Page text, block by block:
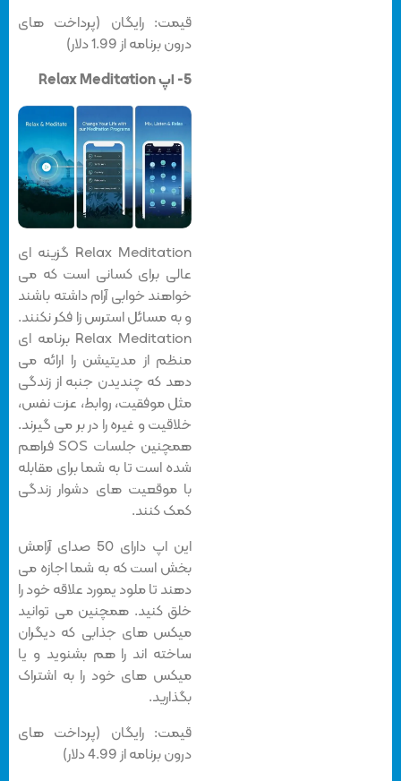
قیمت: رایگان (پرداخت های
درون برنامه از 1.99 دلار)
Relax Meditation گزینه ای
عالی برای کسانی است که می
خواهند خوابی آرام داشته باشند
و به مسائل استرس زا فکر نکنند.
Relax Meditation برنامه ای
منظم از مدیتیشن را ارائه می
دهد که چندیدن جنبه از زندگی
مثل موفقیت، روابط، عزت نفس،
خلاقیت و غیره را در بر می گیرند.
همچنین جلسات SOS فراهم
شده است تا به شما برای مقابله
با موقعیت های دشوار زندگی
کمک کنند.
این اپ دارای 50 صدای آرامش
بخش است که به شما اجازه می
دهند تا ملود یمورد علاقه خود را
خلق کنید. همچنین می توانید
میکس های جذابی که دیگران
ساخته اند را هم بشنوید و یا
میکس های خود را به اشتراک
بگذارید.
قیمت: رایگان (پرداخت های
درون برنامه از 4.99 دلار)